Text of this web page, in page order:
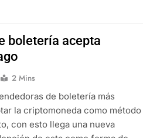
boletería acepta
2 Mins
de boletería más
la criptomoneda como método
con esto llega una nueva